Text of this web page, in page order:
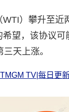
）攀升至
望，该协议
天上涨。
TV|每日更